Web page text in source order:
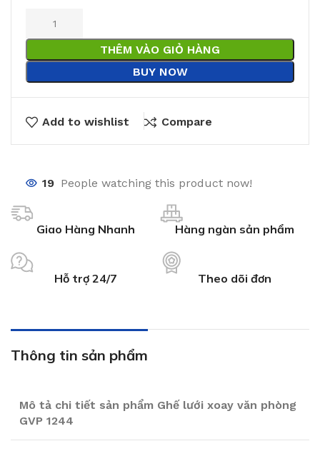
THÊM VÀO GIỎ HÀNG
BUY NOW
Add to wishlist Compare
19 People watching this product now!
Giao Hàng Nhanh Hàng ngàn sản phẩm
Hỗ trợ 24/7 Theo dõi đơn
Thông tin sản phẩm
Mô tả chi tiết sản phẩm Ghế lưới xoay văn phòng
GVP 1244